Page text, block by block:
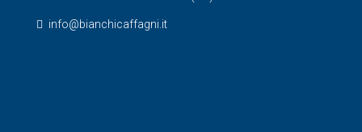
info@bianchicaffagni.it